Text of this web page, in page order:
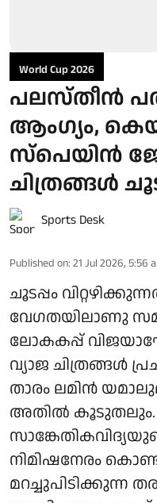
World Cup 2026
പലസ്തീൻ
ആംഗ്യം,
സ്‌പെയിൻ
ചിത്രങ്ങൾ
Sports Desk
Published on: 21 Jul 2026, 5:56
ചൂടപ്പം
വേഗതയിലാണു
ലോകകപ്പ്
വ്യാജ ചിത്രങ്ങൾ
താരം ലമിൻ
അതിൽ
നിമിഷനേരം
മറച്ചുപിടിക്കുന്ന